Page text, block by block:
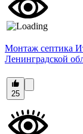
Монтаж септика
Ленинградской
25